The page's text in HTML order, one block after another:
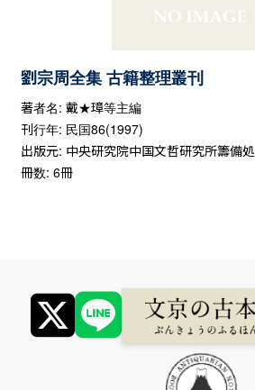
劉宗周全集 古籍整理叢刊
著者名: 戴★璋等主編
刊行年: 民国86(1997)
出版元: 中央研究院中国文哲研究所籌備処
冊数: 6冊